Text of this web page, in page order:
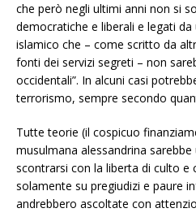
che però negli ultimi anni non si
democratiche e liberali e legati
islamico che – come scritto da
fonti dei servizi segreti – non
occidentali”. In alcuni casi
terrorismo, sempre secondo
Tutte teorie (il cospicuo
musulmana alessandrina
scontrarsi con la liberta di culto e
solamente su pregiudizi e paure
andrebbero ascoltate con